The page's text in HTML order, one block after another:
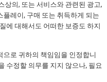
상의, 또는 서비스와 관련된 광고,
레이, 구매 또는 취득하게 되는
에 대해서도 어떠한 보증도 하지
으로 귀하의 책임임을 인정합니
수정할 의무를 지지 않으나, 필요